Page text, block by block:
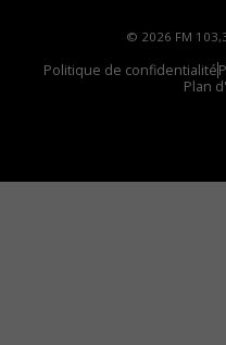
© 2026 FM
Politique de confidentialité
Plan